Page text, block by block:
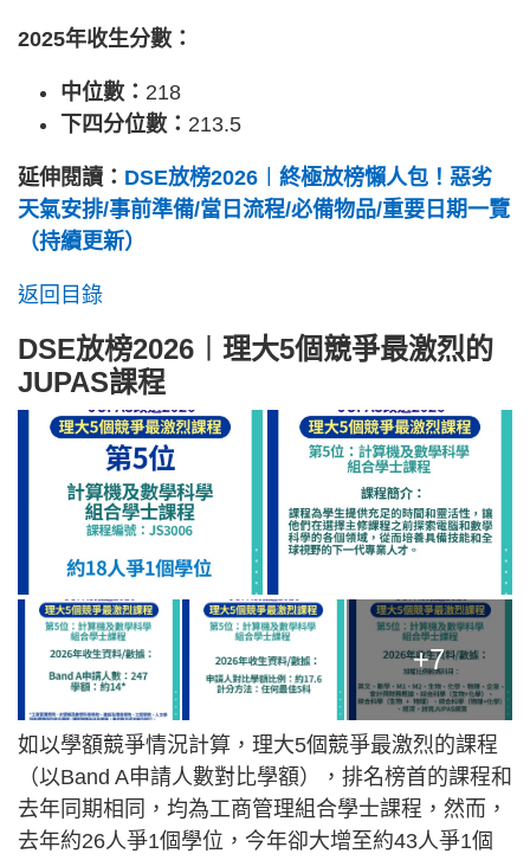
2025年收生分數：
中位數： 218
下四分位數： 213.5
延伸閱讀： DSE放榜2026︱終極放榜懶人包！惡劣
天氣安排/事前準備/當日流程/必備物品/重要日期一覽
（持續更新）
返回目錄
DSE放榜2026︱理大5個競爭最激烈的
JUPAS課程
+7
如以學額競爭情況計算，理大5個競爭最激烈的課程
（以Band A申請人數對比學額），排名榜首的課程和
去年同期相同，均為工商管理組合學士課程，然而，
去年約26人爭1個學位，今年卻大增至約43人爭1個